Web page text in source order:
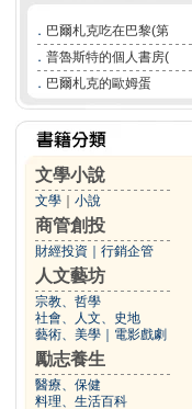
． 巴爾札克吃在巴黎(第
． 普魯斯特的個人書房(
． 巴爾札克的歐姆蛋
文學小說
文學 小說
商管創投
財經投資 行銷企管
人文藝坊
宗教、哲學
社會、人文、史地
藝術、美學
電影戲劇
勵志養生
醫療、保健
料理、生活百科